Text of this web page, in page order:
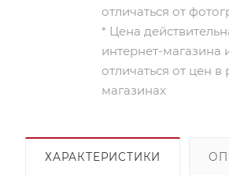
отличаться от
* Цена
интернет-магазина
отличаться от цен
магазинах
ХАРАКТЕРИСТИКИ